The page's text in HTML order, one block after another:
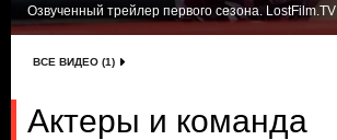
Озвученный трейлер первого сезона. LostFilm.TV
ВСЕ ВИДЕО (1)
Актеры и команда